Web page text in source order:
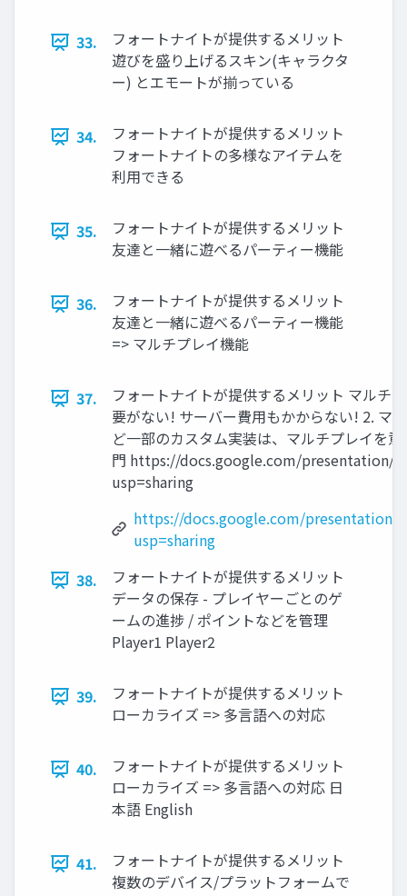
33.
フォートナイトが提供するメリット
遊びを盛り上げるスキン(キャラクタ
ー) とエモートが揃っている
34.
フォートナイトが提供するメリット
フォートナイトの多様なアイテムを
利用できる
35.
フォートナイトが提供するメリット
友達と一緒に遊べるパーティー機能
36.
フォートナイトが提供するメリット
友達と一緒に遊べるパーティー機能
=> マルチプレイ機能
37.
フォートナイトが提供するメリット マルチ
要がない! サーバー費用もかからない! 2. マ
ど一部のカスタム実装は、マルチプレイを
門 https://docs.google.com/presentation/
usp=sharing
https://docs.google.com/presentation/
usp=sharing
38.
フォートナイトが提供するメリット
データの保存 - プレイヤーごとのゲ
ームの進捗 / ポイントなどを管理
Player1 Player2
39.
フォートナイトが提供するメリット
ローカライズ => 多言語への対応
40.
フォートナイトが提供するメリット
ローカライズ => 多言語への対応 日
本語 English
41.
フォートナイトが提供するメリット
複数のデバイス/プラットフォームで